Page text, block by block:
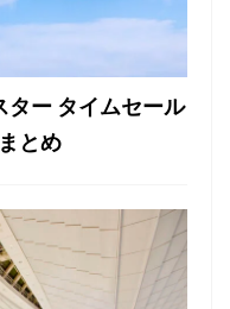
ター タイムセール
とめ